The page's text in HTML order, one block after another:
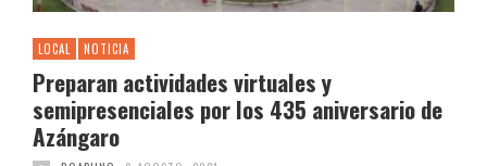
LOCAL NOTICIA
Preparan actividades virtuales y
semipresenciales por los 435 aniversario de
Azángaro